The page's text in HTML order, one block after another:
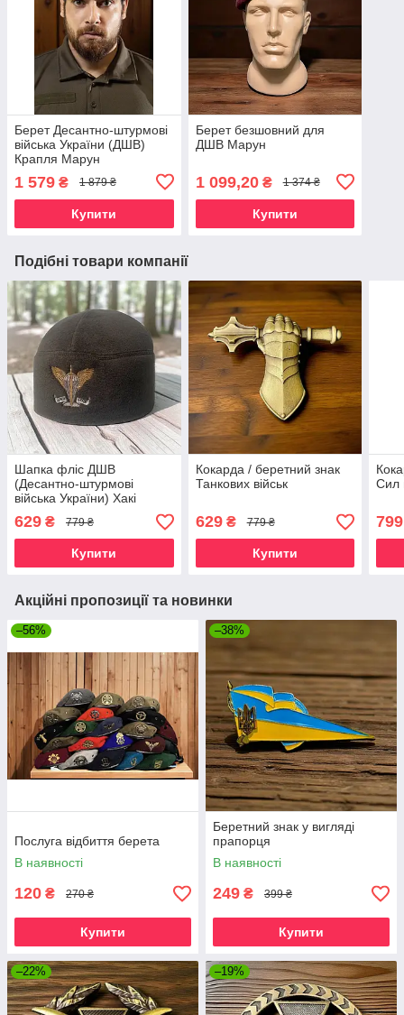
Берет Десантно-штурмові
війська України (ДШВ)
Крапля Марун
1 579 ₴ 1 879 ₴
Купити
Берет безшовний для
ДШВ Марун
1 099,20₴ 1 374 ₴
Купити
Подібні товари компанії
Шапка фліс ДШВ
(Десантно-штурмові
війська України) Хакі
629 ₴ 779 ₴
Купити
Кокарда / беретний знак
Танкових військ
629₴ 779 ₴
Купити
Сил
799
Акційні пропозиції та новинки
–56%
Послуга відбиття берета
В наявності
120 ₴ 270 ₴
Купити
–38%
Беретний знак у вигляді
прапорця
В наявності
249 ₴ 399 ₴
Купити
–22% –19%